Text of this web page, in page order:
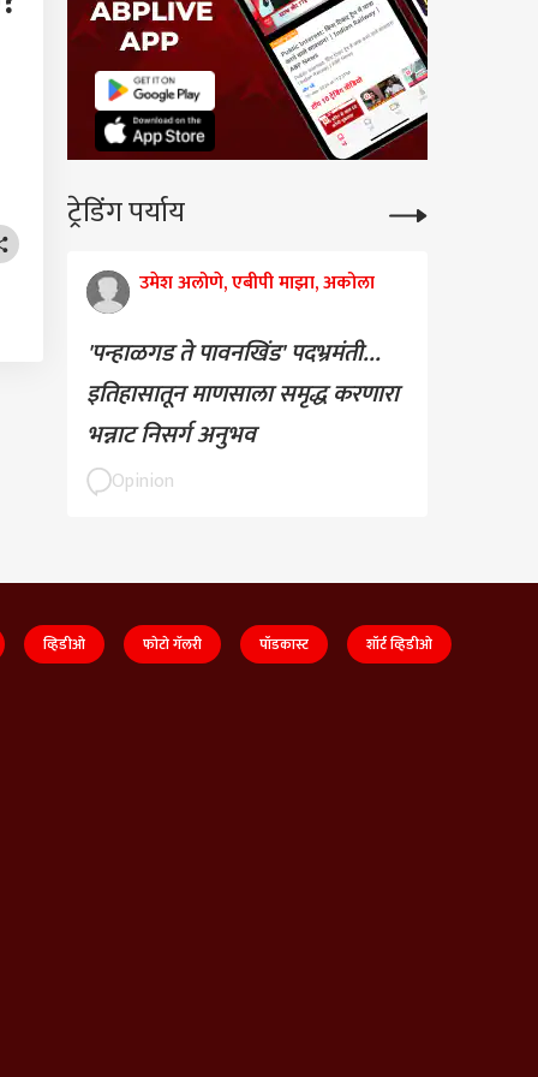
ट्रेडिंग पर्याय
उमेश अलोणे, एबीपी माझा, अकोला
'पन्हाळगड ते पावनखिंड' पदभ्रमंती...
इतिहासातून माणसाला समृद्ध करणारा
भन्नाट निसर्ग अनुभव
Opinion
व्हिडीओ फोटो गॅलरी पॉडकास्ट शॉर्ट व्हिडीओ